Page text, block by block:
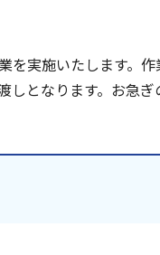
を実施いたします。
しとなります。お急